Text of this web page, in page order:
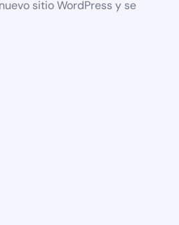
sitio WordPress y se